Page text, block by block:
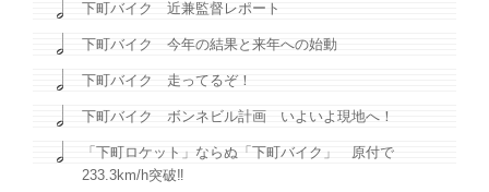
下町バイク 近兼監督レポート
下町バイク 今年の結果と来年への始動
下町バイク 走ってるぞ！
下町バイク ボンネビル計画 いよいよ現地へ！
「下町ロケット」ならぬ「下町バイク」 原付で
233.3km/h突破‼